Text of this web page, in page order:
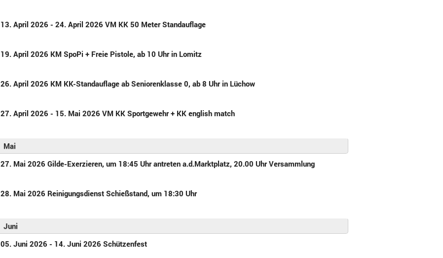
13. April 2026 - 24. April 2026 VM KK 50 Meter Standauflage
19. April 2026 KM SpoPi + Freie Pistole, ab 10 Uhr in Lomitz
26. April 2026 KM KK-Standauflage ab Seniorenklasse 0, ab 8 Uhr in Lüchow
27. April 2026 - 15. Mai 2026 VM KK Sportgewehr + KK english match
Mai
27. Mai 2026 Gilde-Exerzieren, um 18:45 Uhr antreten a.d.Marktplatz, 20.00 Uhr Versammlung
28. Mai 2026 Reinigungsdienst Schießstand, um 18:30 Uhr
Juni
05. Juni 2026 - 14. Juni 2026 Schützenfest